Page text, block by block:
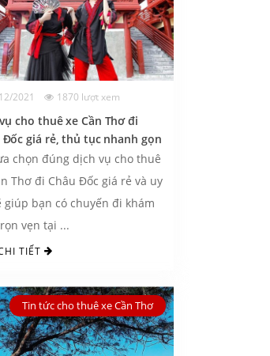
2021 1870 lượt xem
cho thuê xe Cần Thơ đi
Đốc giá rẻ, thủ tục nhanh gọn
chọn đúng dịch vụ cho thuê
Thơ đi Châu Đốc giá rẻ và uy
giúp bạn có chuyến đi khám
vẹn tại ...
TIẾT
Tin tức cho thuê xe Cần Thơ